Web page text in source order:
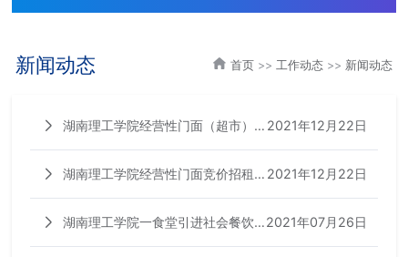
新闻动态 首页>> 工作动态>> 新闻动态
湖南理工学院经营性门面（超市）
竞价招租项目招租公告
2021年12月22日
湖南理工学院经营性门面竞价招租
项目招租公告
2021年12月22日
湖南理工学院一食堂引进社会餐饮
服务项目招标公告
2021年07月26日